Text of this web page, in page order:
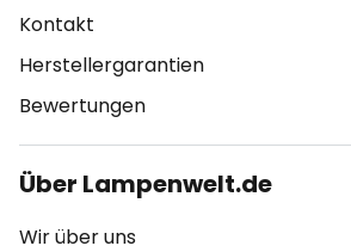
Kontakt
Herstellergarantien
Bewertungen
Über Lampenwelt.de
Wir über uns